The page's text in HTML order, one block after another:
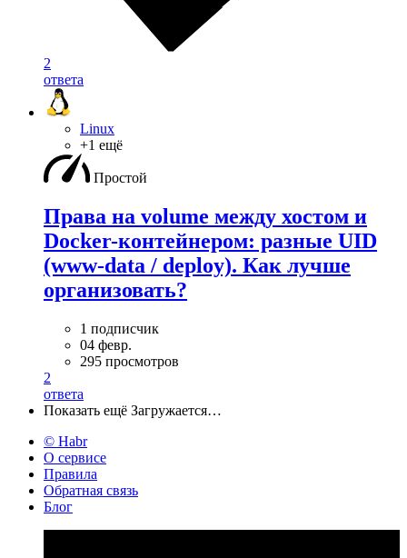
2
ответа
Linux
+1 ещё
Простой
Права на volume между хостом и
Docker-контейнером: разные UID
(www-data / deploy). Как лучше
организовать?
1 подписчик
04 февр.
295 просмотров
2
ответа
Показать ещё Загружается…
© Habr
О сервисе
Правила
Обратная связь
Блог